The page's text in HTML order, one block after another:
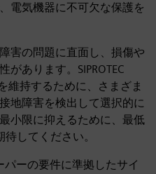
電気機器に不可欠な保護を
害の問題に直面し、損傷や
があります。SIPROTEC
維持するために、さまざま
地障害を検出して選択的に
小限に抑えるために、最低
してください。
パーの要件に準拠したサイ